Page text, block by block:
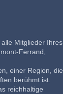
Mitglieder Ihres
Ferrand,
einer Region, die
berühmt ist.
reichhaltige